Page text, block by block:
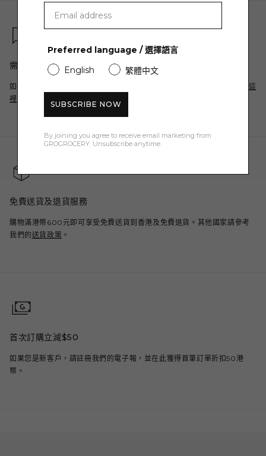
需要協助？
如果您有任何問題，請在 WhatsApp 上給我們留言，我們會盡快回覆您 這
裡
免費送貨及退貨服務
購物滿港幣600元即可享受免費送貨到香港及免費退貨。其他國家請參考
我們的送貨政策 。
首次訂購立減$50
如果您是新客戶，請註冊我們的電子報，並在此獲得首筆訂單折扣50港
幣。
Preferred language / 選擇語言
English
繁體中文
SUBSCRIBE NOW
By joining you agree to receive email marketing from
GROGROCERY. Unsubscribe anytime.